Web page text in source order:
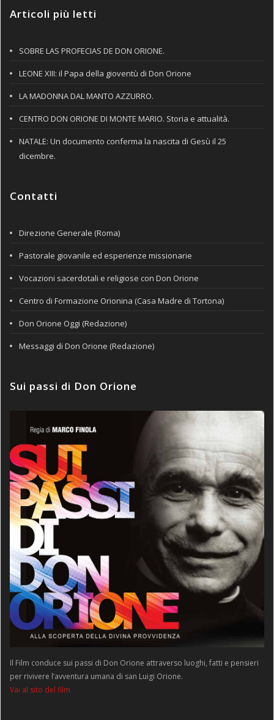
Articoli più letti
SOBRE LAS PROFECIAS DE DON ORIONE.
LEONE XIII: il Papa della gioventù di Don Orione
LA MADONNA DAL MANTO AZZURRO.
CENTRO DON ORIONE DI MONTE MARIO. Storia e attualità.
NATALE: Un documento conferma la nascita di Gesù il 25
dicembre.
Contatti
Direzione Generale (Roma)
Pastorale giovanile ed esperienze missionarie
Vocazioni sacerdotali e religiose con Don Orione
Centro di Formazione Orionina (Casa Madre di Tortona)
Don Orione Oggi (Redazione)
Messaggi di Don Orione (Redazione)
Sui passi di Don Orione
Il Film conduce sui passi di Don Orione attraverso luoghi, fatti e pensieri
per rivivere l’avventura umana di san Luigi Orione.
Vai al sito del film